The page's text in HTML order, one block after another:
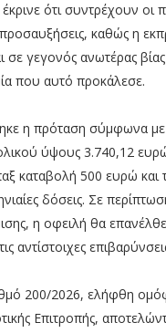
ότι συντρέχουν οι
καθώς η
σε γεγονός ανωτέρας
που αυτό προκάλεσε.
η πρόταση σύμφωνα
ύψους 3.740,12
καταβολή 500 ευρώ και
δόσεις. Σε
η οφειλή θα
αντίστοιχες
200/2026, ελήφθη
Επιτροπής,